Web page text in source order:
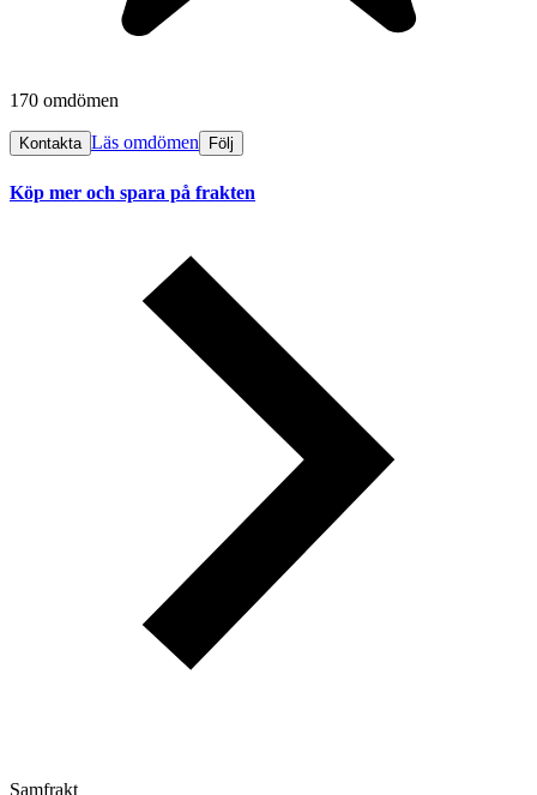
170 omdömen
Kontakta Läs omdömen Följ
Köp mer och spara på frakten
Samfrakt